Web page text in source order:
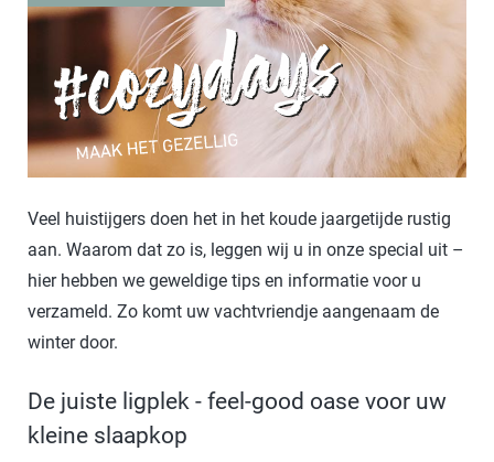
Veel huistijgers doen het in het koude jaargetijde rustig
aan. Waarom dat zo is, leggen wij u in onze special uit –
hier hebben we geweldige tips en informatie voor u
verzameld. Zo komt uw vachtvriendje aangenaam de
winter door.
De juiste ligplek - feel-good oase voor uw
kleine slaapkop